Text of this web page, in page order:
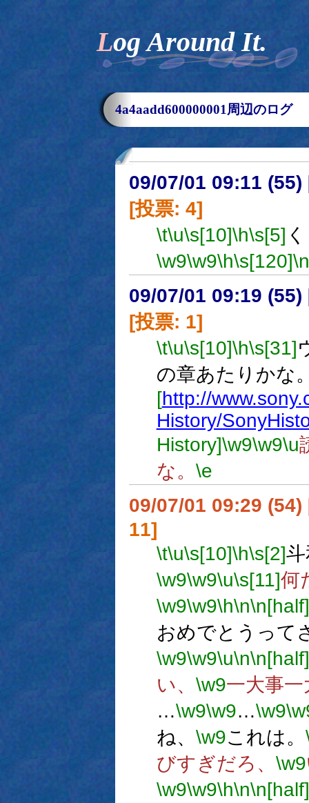
Log Around It.
4a4aadd600000001周辺のログ
09/07/01 09:11 (55)
[投票: 4]
\t\u\s[10]\h\s[5]
\w9\w9\h\s[120]\n
09/07/01 09:19 (55)
[投票: 1]
\t\u\s[10]\h\s[31]
の章あたりかな
[http://
History/
History]\w9\w9\u
な。 \e
09/07/01 09:29 (54)
11]
\t\u\s[10]\h\s[2]
\w9\w9\u\s[11]何
\w9\w9\h\n\n[half]
おめでとうって
\w9\w9\u\n\n[half]
い、 \w9一大事一
…\w9\w9…\w9
ね、 \w9これは。
びすぎだろ、 \w9
\w9\w9\h\n\n[half]